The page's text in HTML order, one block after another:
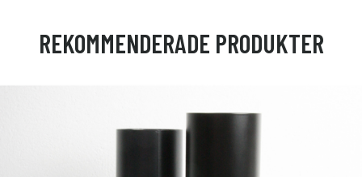
REKOMMENDERADE PRODUKTER